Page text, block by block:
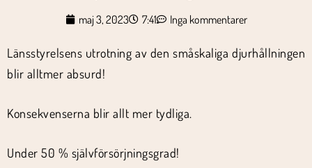
maj 3, 2023 7:41 Inga kommentarer
Länsstyrelsens utrotning av den småskaliga djurhållningen
blir alltmer absurd!
Konsekvenserna blir allt mer tydliga.
Under 50 % självförsörjningsgrad!